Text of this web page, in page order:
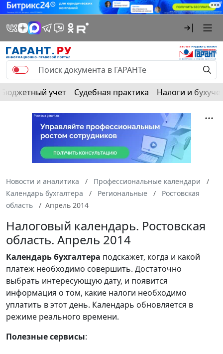
Бюджетный учет Судебная практика Налоги и
Новости и аналитика
Профессиональные календари
Календарь бухгалтера
Региональные
Ростовская
область
Апрель 2014
Налоговый календарь. Ростовская
область. Апрель 2014
Календарьбухгалтера подскажет, когда и какой
платеж необходимо совершить. Достаточно
выбрать интересующую дату, и появится
информация о том, какие налоги необходимо
уплатить в этот день. Календарь обновляется в
режиме реального времени.
Полезные сервисы: